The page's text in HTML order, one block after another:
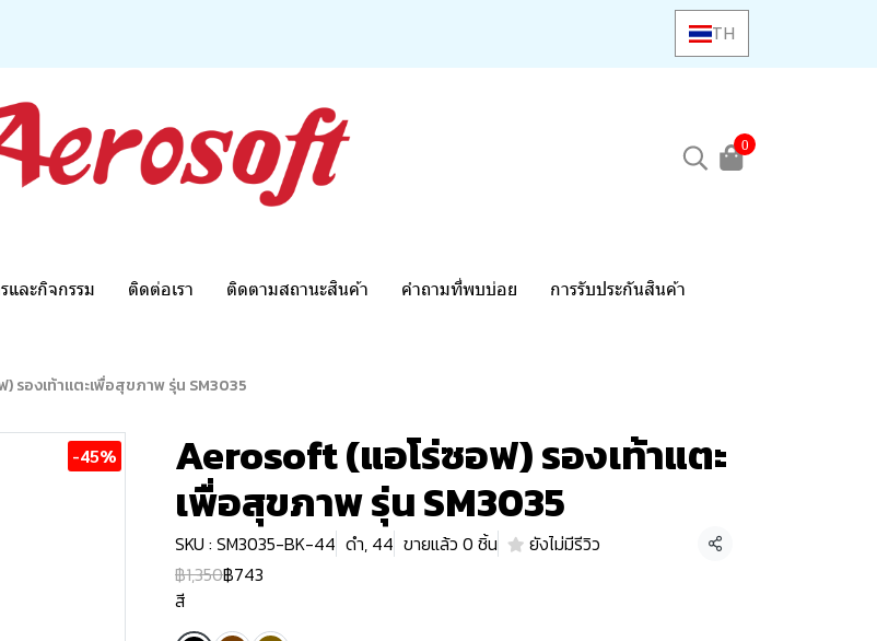
TH
0
และกิจกรรม ติดต่อเรา ติดตามสถานะสินค้า คำถามที่พบบ่อย การรับประกันสินค้า
รองเท้าแตะเพื่อสุขภาพ รุ่น SM3035
-45% Aerosoft (แอโร่ซอฟ) รองเท้าแตะ
เพื่อสุขภาพ รุ่น SM3035
SKU : SM3035-BK-44 ดำ, 44 ขายแล้ว 0 ชิ้น ยังไม่มีรีวิว แชร์
฿1,350฿743
สี